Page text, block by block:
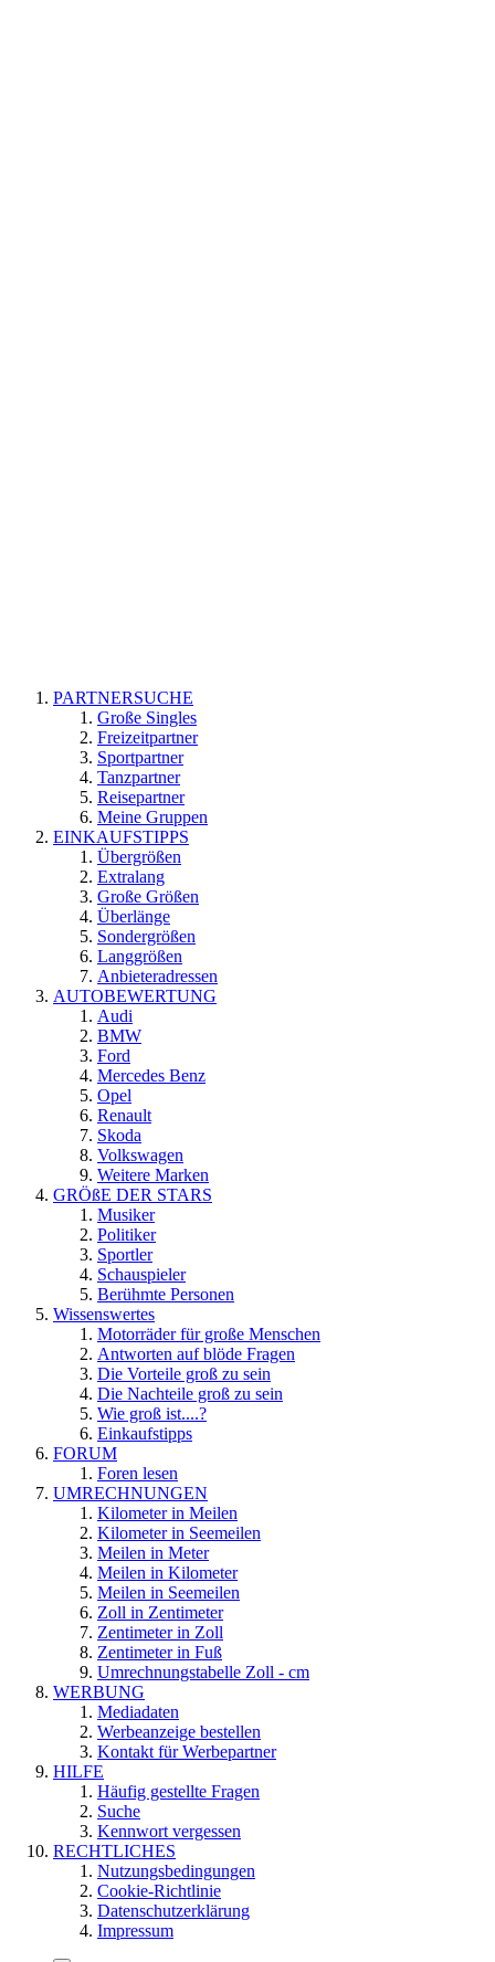
PARTNERSUCHE
Große Singles
Freizeitpartner
Sportpartner
Tanzpartner
Reisepartner
Meine Gruppen
EINKAUFSTIPPS
Übergrößen
Extralang
Große Größen
Überlänge
Sondergrößen
Langgrößen
Anbieteradressen
AUTOBEWERTUNG
Audi
BMW
Ford
Mercedes Benz
Opel
Renault
Skoda
Volkswagen
Weitere Marken
GRÖßE DER STARS
Musiker
Politiker
Sportler
Schauspieler
Berühmte Personen
Wissenswertes
Motorräder für große Menschen
Antworten auf blöde Fragen
Die Vorteile groß zu sein
Die Nachteile groß zu sein
Wie groß ist....?
Einkaufstipps
FORUM
Foren lesen
UMRECHNUNGEN
Kilometer in Meilen
Kilometer in Seemeilen
Meilen in Meter
Meilen in Kilometer
Meilen in Seemeilen
Zoll in Zentimeter
Zentimeter in Zoll
Zentimeter in Fuß
Umrechnungstabelle Zoll - cm
WERBUNG
Mediadaten
Werbeanzeige bestellen
Kontakt für Werbepartner
HILFE
Häufig gestellte Fragen
Suche
Kennwort vergessen
RECHTLICHES
Nutzungsbedingungen
Cookie-Richtlinie
Datenschutzerklärung
Impressum